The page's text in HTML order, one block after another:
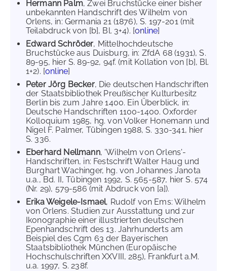
Hermann Palm, Zwei Bruchstücke einer bisher
unbekannten Handschrift des Wilhelm von
Orlens, in: Germania 21 (1876), S. 197-201 (mit
Teilabdruck von [b], Bl. 3+4). [online]
Edward Schröder, Mittelhochdeutsche
Bruchstücke aus Duisburg, in: ZfdA 68 (1931), S.
89-95, hier S. 89-92, 94f. (mit Kollation von [b], Bl.
1+2). [online]
Peter Jörg Becker, Die deutschen Handschriften
der Staatsbibliothek Preußischer Kulturbesitz
Berlin bis zum Jahre 1400. Ein Überblick, in:
Deutsche Handschriften 1100-1400. Oxforder
Kolloquium 1985, hg. von Volker Honemann und
Nigel F. Palmer, Tübingen 1988, S. 330-341, hier
S. 336.
Eberhard Nellmann, 'Wilhelm von Orlens'-
Handschriften, in: Festschrift Walter Haug und
Burghart Wachinger, hg. von Johannes Janota
u.a., Bd. II, Tübingen 1992, S. 565-587, hier S. 574
(Nr. 29), 579-586 (mit Abdruck von [a]).
Erika Weigele-Ismael, Rudolf von Ems: Wilhelm
von Orlens. Studien zur Ausstattung und zur
Ikonographie einer illustrierten deutschen
Epenhandschrift des 13. Jahrhunderts am
Beispiel des Cgm 63 der Bayerischen
Staatsbibliothek München (Europäische
Hochschulschriften XXVIII, 285), Frankfurt a.M.
u.a. 1997, S. 238f.